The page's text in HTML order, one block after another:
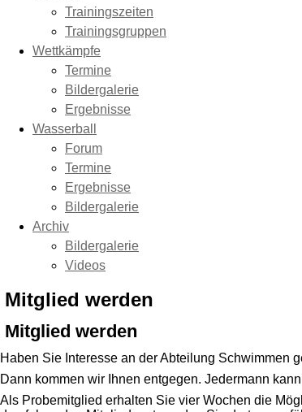
Trainingszeiten
Trainingsgruppen
Wettkämpfe
Termine
Bildergalerie
Ergebnisse
Wasserball
Forum
Termine
Ergebnisse
Bildergalerie
Archiv
Bildergalerie
Videos
Mitglied werden
Mitglied werden
Haben Sie Interesse an der Abteilung Schwimmen
Dann kommen wir Ihnen entgegen. Jedermann
Als Probemitglied erhalten Sie vier Wochen die